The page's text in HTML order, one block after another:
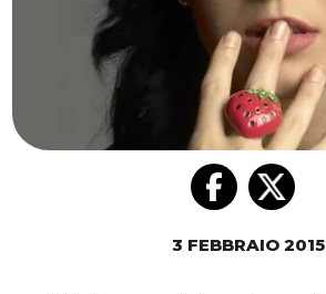
3 FEBBRAIO 2015